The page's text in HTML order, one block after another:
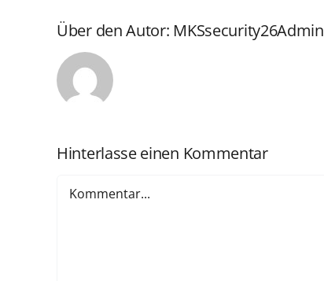
Über den Autor: MKSsecurity26Admin
Hinterlasse einen Kommentar